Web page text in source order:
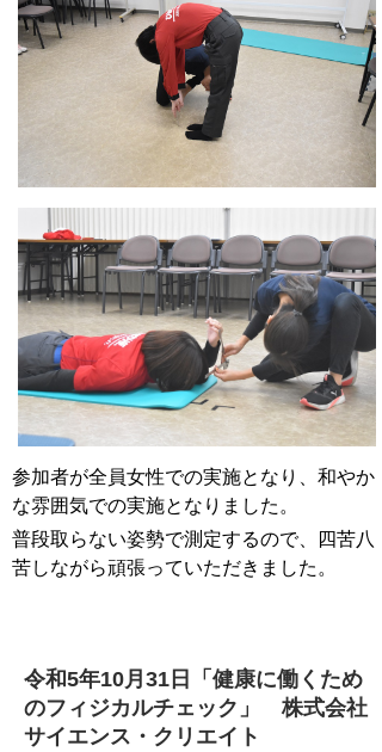
参加者が全員女性での実施となり、和やか
な雰囲気での実施となりました。
普段取らない姿勢で測定するので、四苦八
苦しながら頑張っていただきました。
令和5年10月31日「健康に働くため
のフィジカルチェック」 株式会社
サイエンス・クリエイト